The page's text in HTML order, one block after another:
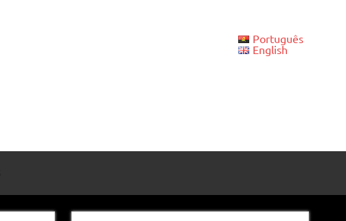
Português
English